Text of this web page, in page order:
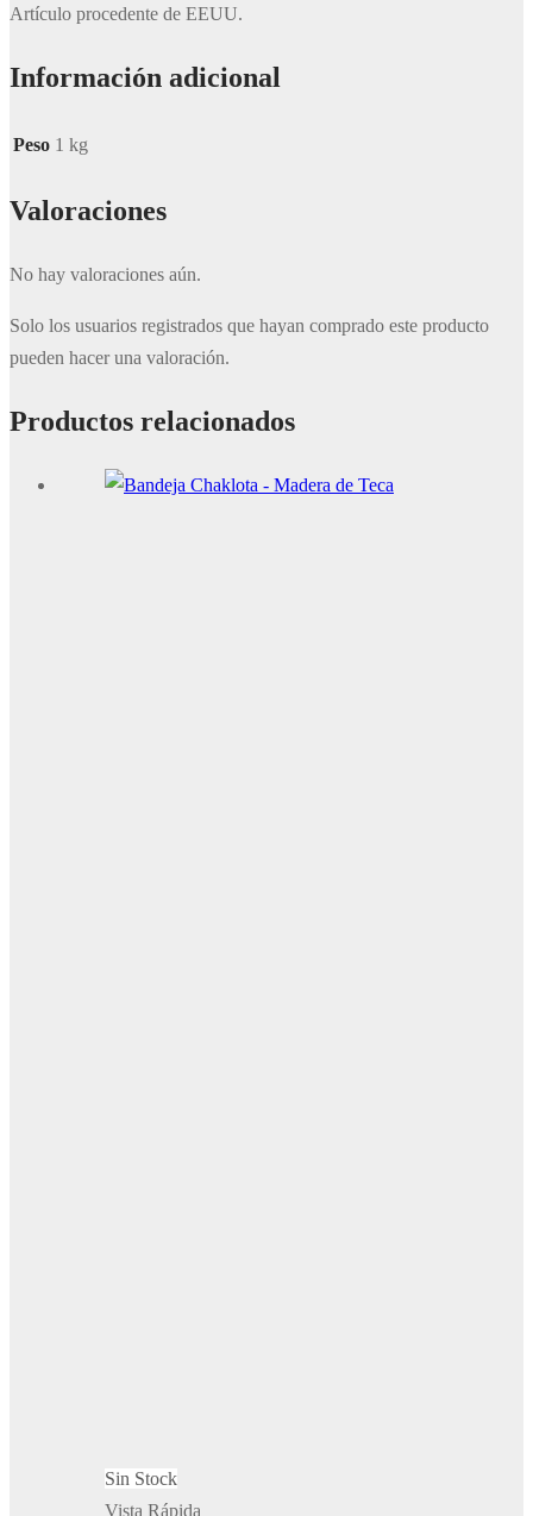
Artículo procedente de EEUU.
Información adicional
Peso 1 kg
Valoraciones
No hay valoraciones aún.
Solo los usuarios registrados que hayan comprado este producto
pueden hacer una valoración.
Productos relacionados
Sin Stock
Vista Rápida